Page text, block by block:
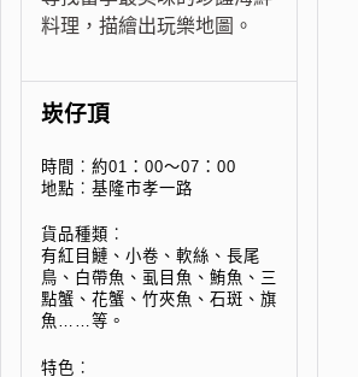
料理，描繪出玩樂地圖。
崁仔頂
時間︰約01：00～07：00
地點︰基隆市孝一路
貨品種類︰
有紅目鰱、小卷、軟絲、長尾
鳥、白帶魚、虱目魚、鮪魚、三
點蟹、花蟹、竹夾魚、石斑、旗
魚……等。
特色︰